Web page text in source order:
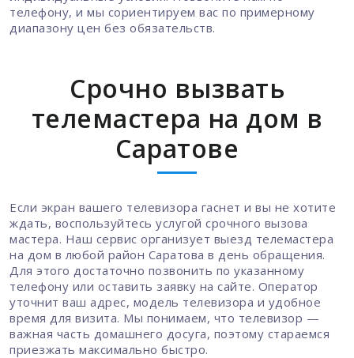
телефону, и мы сориентируем вас по примерному
диапазону цен без обязательств.
Срочно вызвать
телемастера на дом в
Саратове
Если экран вашего телевизора гаснет и вы не хотите
ждать, воспользуйтесь услугой срочного вызова
мастера. Наш сервис организует выезд телемастера
на дом в любой район Саратова в день обращения.
Для этого достаточно позвонить по указанному
телефону или оставить заявку на сайте. Оператор
уточнит ваш адрес, модель телевизора и удобное
время для визита. Мы понимаем, что телевизор —
важная часть домашнего досуга, поэтому стараемся
приезжать максимально быстро.